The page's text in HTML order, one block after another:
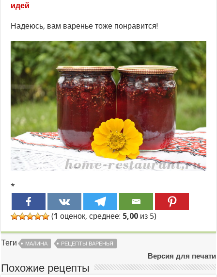
идей
Надеюсь, вам варенье тоже понравится!
*
(1 оценок, среднее: 5,00 из 5)
Теги МАЛИНА РЕЦЕПТЫ ВАРЕНЬЯ
Версия для печати
Похожие рецепты